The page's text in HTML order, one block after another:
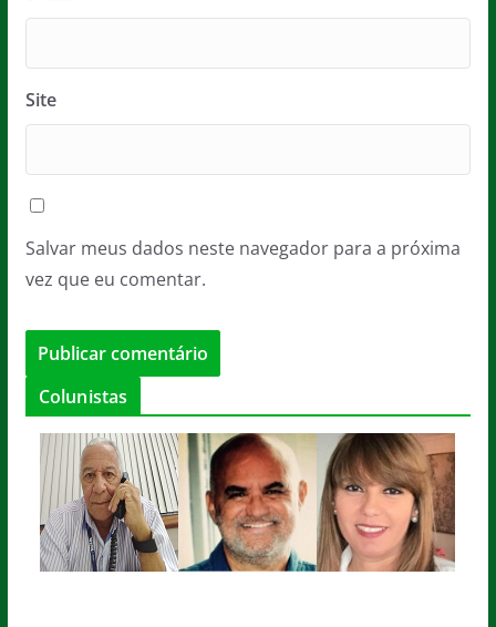
Site
Salvar meus dados neste navegador para a próxima
vez que eu comentar.
Colunistas